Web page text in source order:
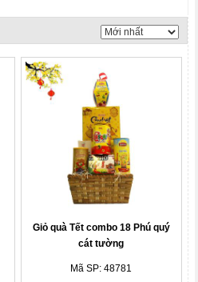
Giỏ quà Tết combo 18 Phú quý
cát tường
Mã SP: 48781